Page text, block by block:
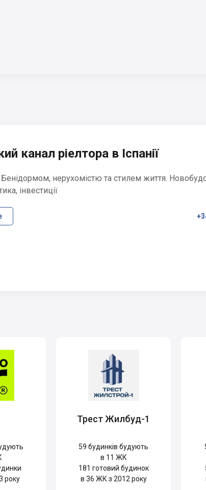
канал ріелтора в Іспанії
нерухомістю та стилем життя.
інвестиції
року
Трест Жилбуд-1
59 будинків будують
в 11 ЖК
181 готовий будинок
в 36 ЖК з 2012 року